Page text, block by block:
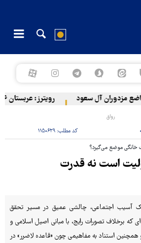
مزدوران آل سعود رویترز: عربستان ۸۶ درصد از موشک‌های پاتریوت خود را استفاده کرده است
رواق
کد مطلب:۱۱۵۰۶۲۹
خانگی موضع می‌گیرد؟
است نه قدرت
آسیب اجتماعی، چالشی عمیق در مسیر تحقق
که برخلاف تصورات رایج، با مبانی اصیل اسلامی و
همچنین استناد به مفاهیمی چون «قاعده لاضرر» در